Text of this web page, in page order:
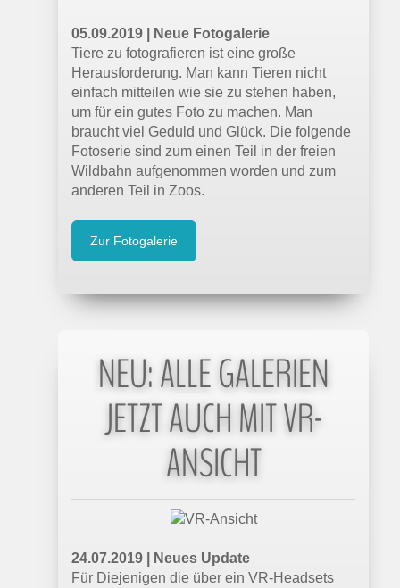
05.09.2019 | Neue Fotogalerie
Tiere zu fotografieren ist eine große
Herausforderung. Man kann Tieren nicht
einfach mitteilen wie sie zu stehen haben,
um für ein gutes Foto zu machen. Man
braucht viel Geduld und Glück. Die folgende
Fotoserie sind zum einen Teil in der freien
Wildbahn aufgenommen worden und zum
anderen Teil in Zoos.
Zur Fotogalerie
NEU: ALLE GALERIEN
JETZT AUCH MIT VR-
ANSICHT
24.07.2019 | Neues Update
Für Diejenigen die über ein VR-Headsets